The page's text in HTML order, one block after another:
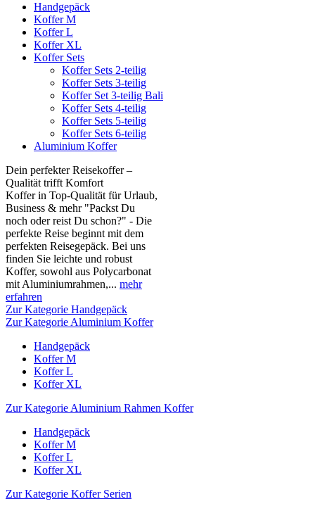
Handgepäck
Koffer M
Koffer L
Koffer XL
Koffer Sets
Koffer Sets 2-teilig
Koffer Sets 3-teilig
Koffer Set 3-teilig Bali
Koffer Sets 4-teilig
Koffer Sets 5-teilig
Koffer Sets 6-teilig
Aluminium Koffer
Dein perfekter Reisekoffer –
Qualität trifft Komfort
Koffer in Top-Qualität für Urlaub,
Business & mehr "Packst Du
noch oder reist Du schon?" - Die
perfekte Reise beginnt mit dem
perfekten Reisegepäck. Bei uns
finden Sie leichte und robust
Koffer, sowohl aus Polycarbonat
mit Aluminiumrahmen,... mehr
erfahren
Zur Kategorie Handgepäck
Zur Kategorie Aluminium Koffer
Handgepäck
Koffer M
Koffer L
Koffer XL
Zur Kategorie Aluminium Rahmen Koffer
Handgepäck
Koffer M
Koffer L
Koffer XL
Zur Kategorie Koffer Serien